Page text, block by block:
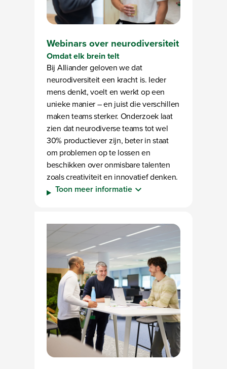
Webinars over neurodiversiteit
Omdat elk brein telt
Bij Alliander geloven we dat
neurodiversiteit een kracht is. Ieder
mens denkt, voelt en werkt op een
unieke manier – en juist die verschillen
maken teams sterker. Onderzoek laat
zien dat neurodiverse teams tot wel
30% productiever zijn, beter in staat
om problemen op te lossen en
beschikken over onmisbare talenten
zoals creativiteit en innovatief denken.
Toon meer informatie